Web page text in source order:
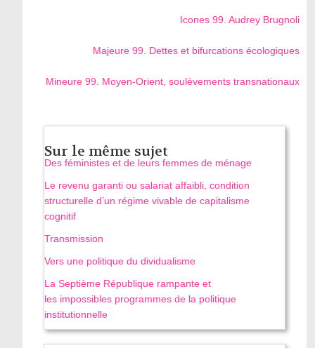
Icones 99. Audrey Brugnoli
Majeure 99. Dettes et bifurcations écologiques
Mineure 99. Moyen-Orient, soulèvements transnationaux
Sur le même sujet
Des féministes et de leurs femmes de ménage
Le revenu garanti ou salariat affaibli, condition
structurelle d’un régime vivable de capitalisme
cognitif
Transmission
Vers une politique du dividualisme
La Septième République rampante et
les impossibles programmes de la politique
institutionnelle